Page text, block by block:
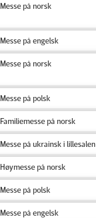
Messe på norsk
Messe på engelsk
Messe på norsk
Messe på polsk
Familiemesse på norsk
Messe på ukrainsk i lillesalen
Høymesse på norsk
Messe på polsk
Messe på engelsk